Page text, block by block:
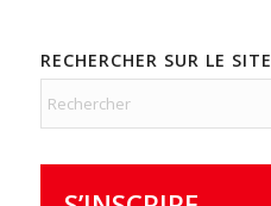
RECHERCHER SUR LE SITE